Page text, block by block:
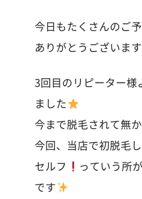
今日もたくさんのご
ありがとうございます
3回目のリピーター様
ました
今まで脱毛されて無
今回、当店で初脱毛
セルフ
っていう所
です